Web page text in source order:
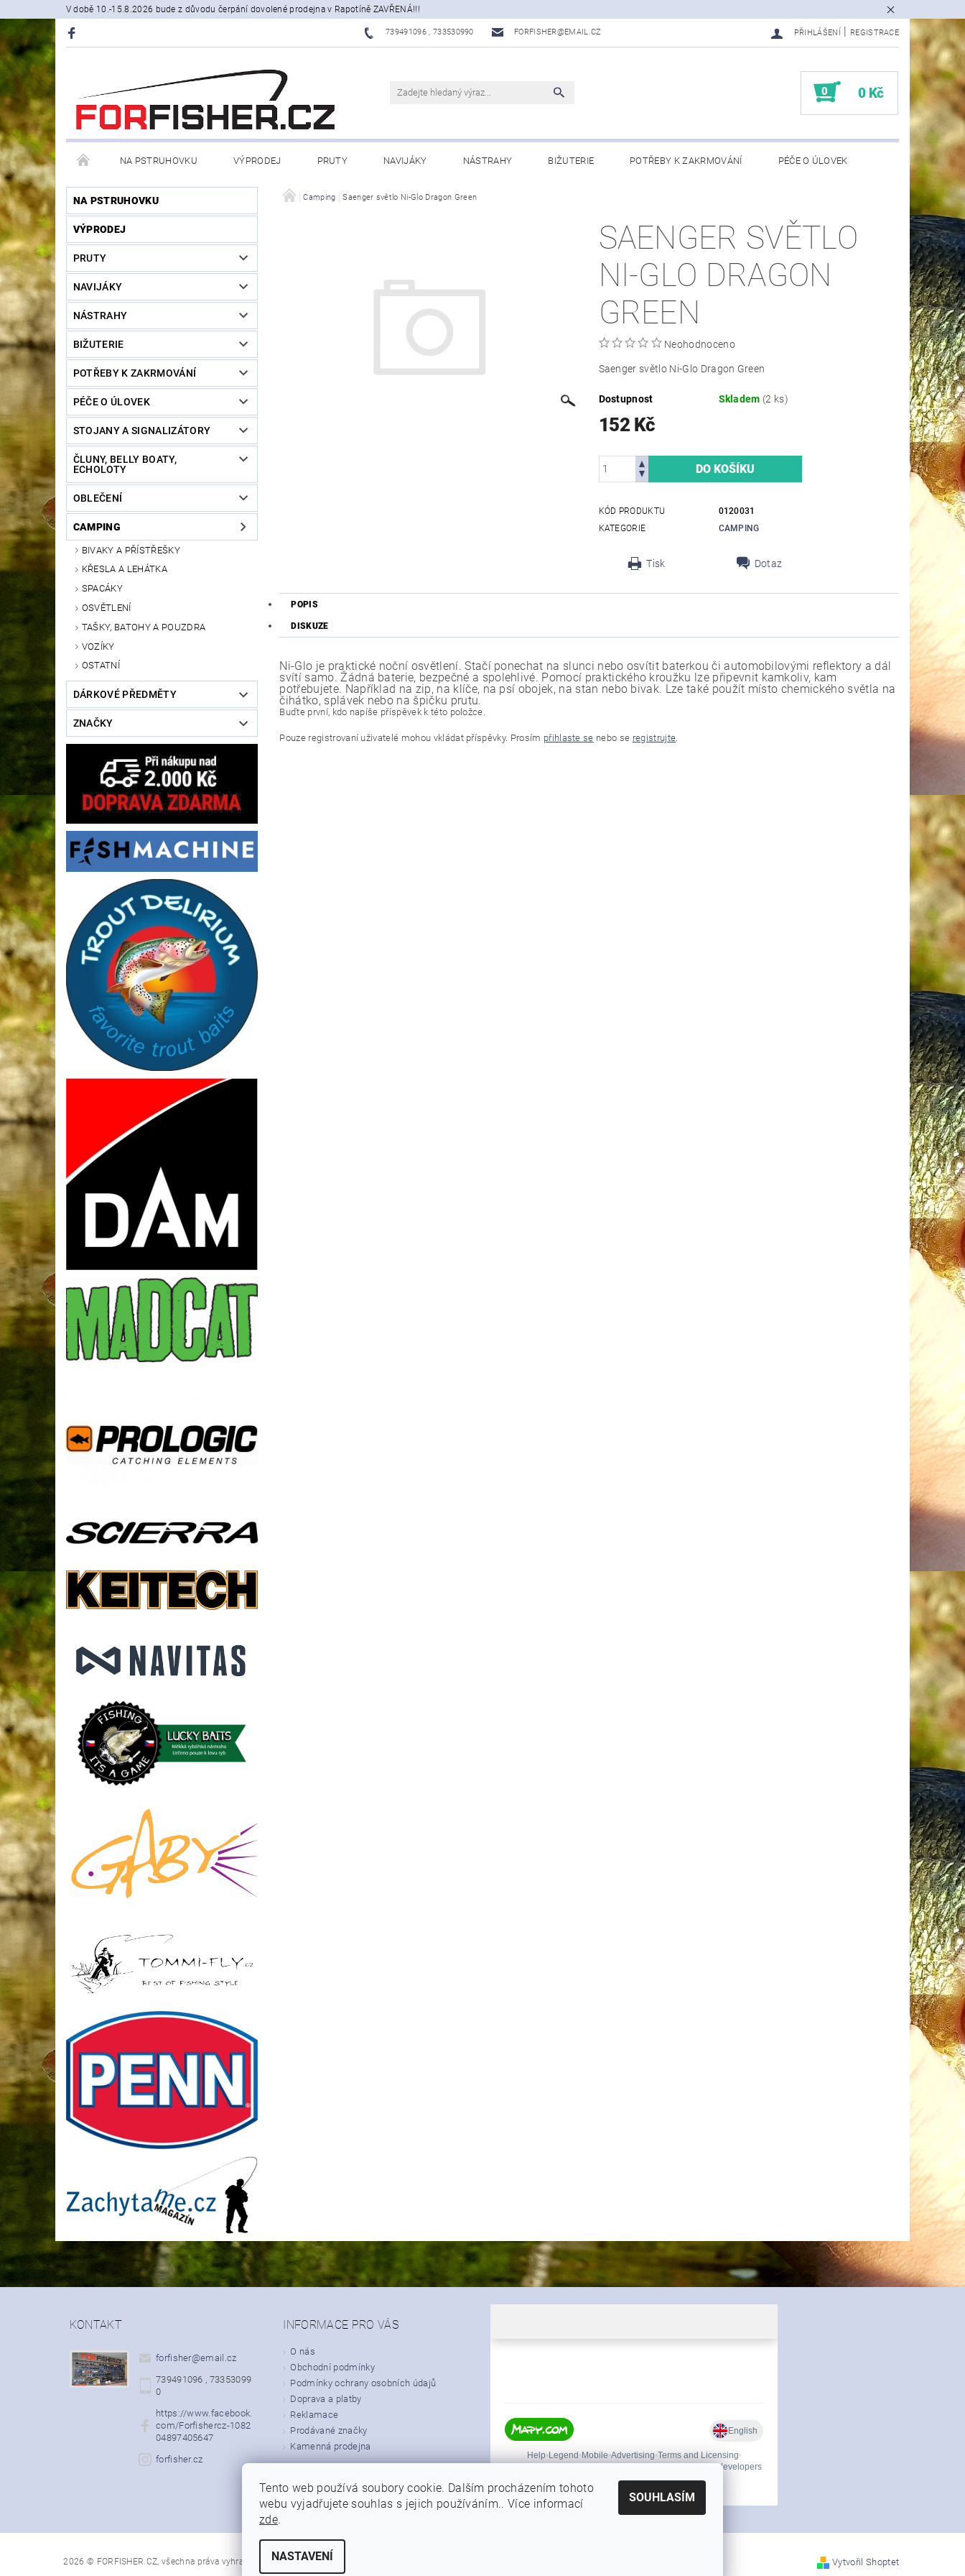
V době 10.-15.8.2026 bude z důvodu čerpání dovolené prodejna v Rapotíně ZAVŘENÁ!!!
739491096 , 733530990 FORFISHER@EMAIL.CZ PŘIHLÁŠENÍ REGISTRACE
0 0 Kč
NA PSTRUHOVKU VÝPRODEJ PRUTY NAVIJÁKY NÁSTRAHY BIŽUTERIE POTŘEBY K ZAKRMOVÁNÍ PÉČE O ÚLOVEK
STOJANY A SIGNALIZÁTORY ČLUNY, BELLY BOATY, ECHOLOTY OBLEČENÍ
PRODÁVANÉ ZNAČKY
NA PSTRUHOVKU
VÝPRODEJ
PRUTY
NAVIJÁKY
NÁSTRAHY
BIŽUTERIE
POTŘEBY K ZAKRMOVÁNÍ
PÉČE O ÚLOVEK
STOJANY A SIGNALIZÁTORY
ČLUNY, BELLY BOATY,
ECHOLOTY
OBLEČENÍ
CAMPING
BIVAKY A PŘÍSTŘEŠKY
KŘESLA A LEHÁTKA
SPACÁKY
OSVĚTLENÍ
TAŠKY, BATOHY A POUZDRA
VOZÍKY
OSTATNÍ
DÁRKOVÉ PŘEDMĚTY
ZNAČKY
Camping Saenger světlo Ni-Glo Dragon Green
SAENGER SVĚTLO
NI-GLO DRAGON
GREEN
Neohodnoceno
Saenger světlo Ni-Glo Dragon Green
Dostupnost Skladem (2 ks)
152 Kč
KÓD PRODUKTU
0120031
KATEGORIE
CAMPING
Tisk Dotaz
POPIS
DISKUZE
Ni-Glo je praktické noční osvětlení. Stačí ponechat na slunci nebo osvítit baterkou či automobilovými reflektory a dál
svítí samo. Žádná baterie, bezpečné a spolehlivé. Pomocí praktického kroužku lze připevnit kamkoliv, kam
potřebujete. Například na zip, na klíče, na psí obojek, na stan nebo bivak. Lze také použít místo chemického světla na
čihátko, splávek nebo na špičku prutu.
Buďte první, kdo napíše příspěvek k této položce.
Pouze registrovaní uživatelé mohou vkládat příspěvky. Prosím přihlaste se nebo se registrujte
KONTAKT
forfisher@email.cz
739491096 , 73353099
0
https://www.facebook.
com/Forfishercz-1082
04897405647
forfisher.cz
INFORMACE PRO VÁS
O nás
Obchodní podmínky
Podmínky ochrany osobních údajů
Doprava a platby
Reklamace
Prodávané značky
Kamenná prodejna
2026 © FORFISHER.CZ, všechna práva vyhrazena Vytvořil Shoptet
Tento web používá soubory cookie. Dalším procházením tohoto
webu vyjadřujete souhlas s jejich používáním.. Více informací
zde.
NASTAVENÍ
SOUHLASÍM